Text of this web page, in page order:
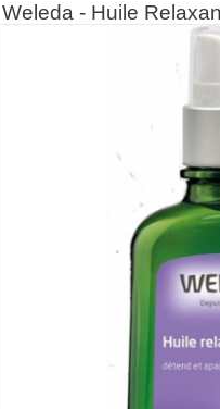
Weleda - Huile